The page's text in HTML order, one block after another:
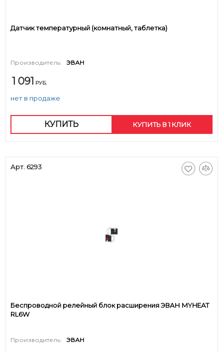
Датчик температурный (комнатный, таблетка)
Производитель: ЭВАН
1 091 РУБ.
нет в продаже
КУПИТЬ КУПИТЬ В 1 КЛИК
Арт. 6293
Беспроводной релейный блок расширения ЭВАН MYHEAT
RL6W
Производитель: ЭВАН